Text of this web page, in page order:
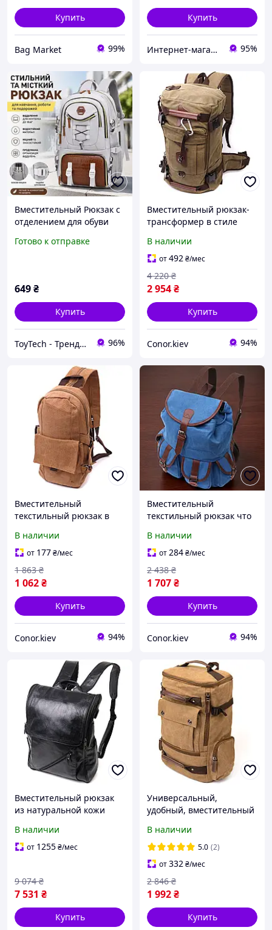
Купить
Bag Market 99%
Купить
Интернет-магазин M.A.K.-Shop 95%
Вместительный Рюкзак с
отделением для обуви
для работы, школы,
Готово к отправке
649₴
Купить
ToyTech - Трендовые Игрушки и Гаджеты 2025 96%
Вместительный рюкзак-
трансформер в стиле
текстиля Vintage 22158
Оливковый
В наличии
от492₴/мес
2 954₴
4 220 ₴
Купить
Conor.kiev 94%
Вместительный
текстильный рюкзак в
22180 Коричневый D10-
2026
В наличии
от 177₴/мес
1 062₴
1 863 ₴
Купить
Conor.kiev 94%
Вместительный
текстильный рюкзак что
магнит Vintage 22152
Голубой
В наличии
от284₴/мес
1 707₴
2 438 ₴
Купить
Conor.kiev 94%
Вместительный рюкзак
из натуральной кожи
В наличии
от 1255₴/мес
7 531 ₴
9 074 ₴
Купить
Универсальный,
удобный, вместительный
дорожный унисекс с
ручками Vintage 20664
Песочный
В наличии
5.0 (2)
от332₴/мес
1 992₴
2 846 ₴
Купить